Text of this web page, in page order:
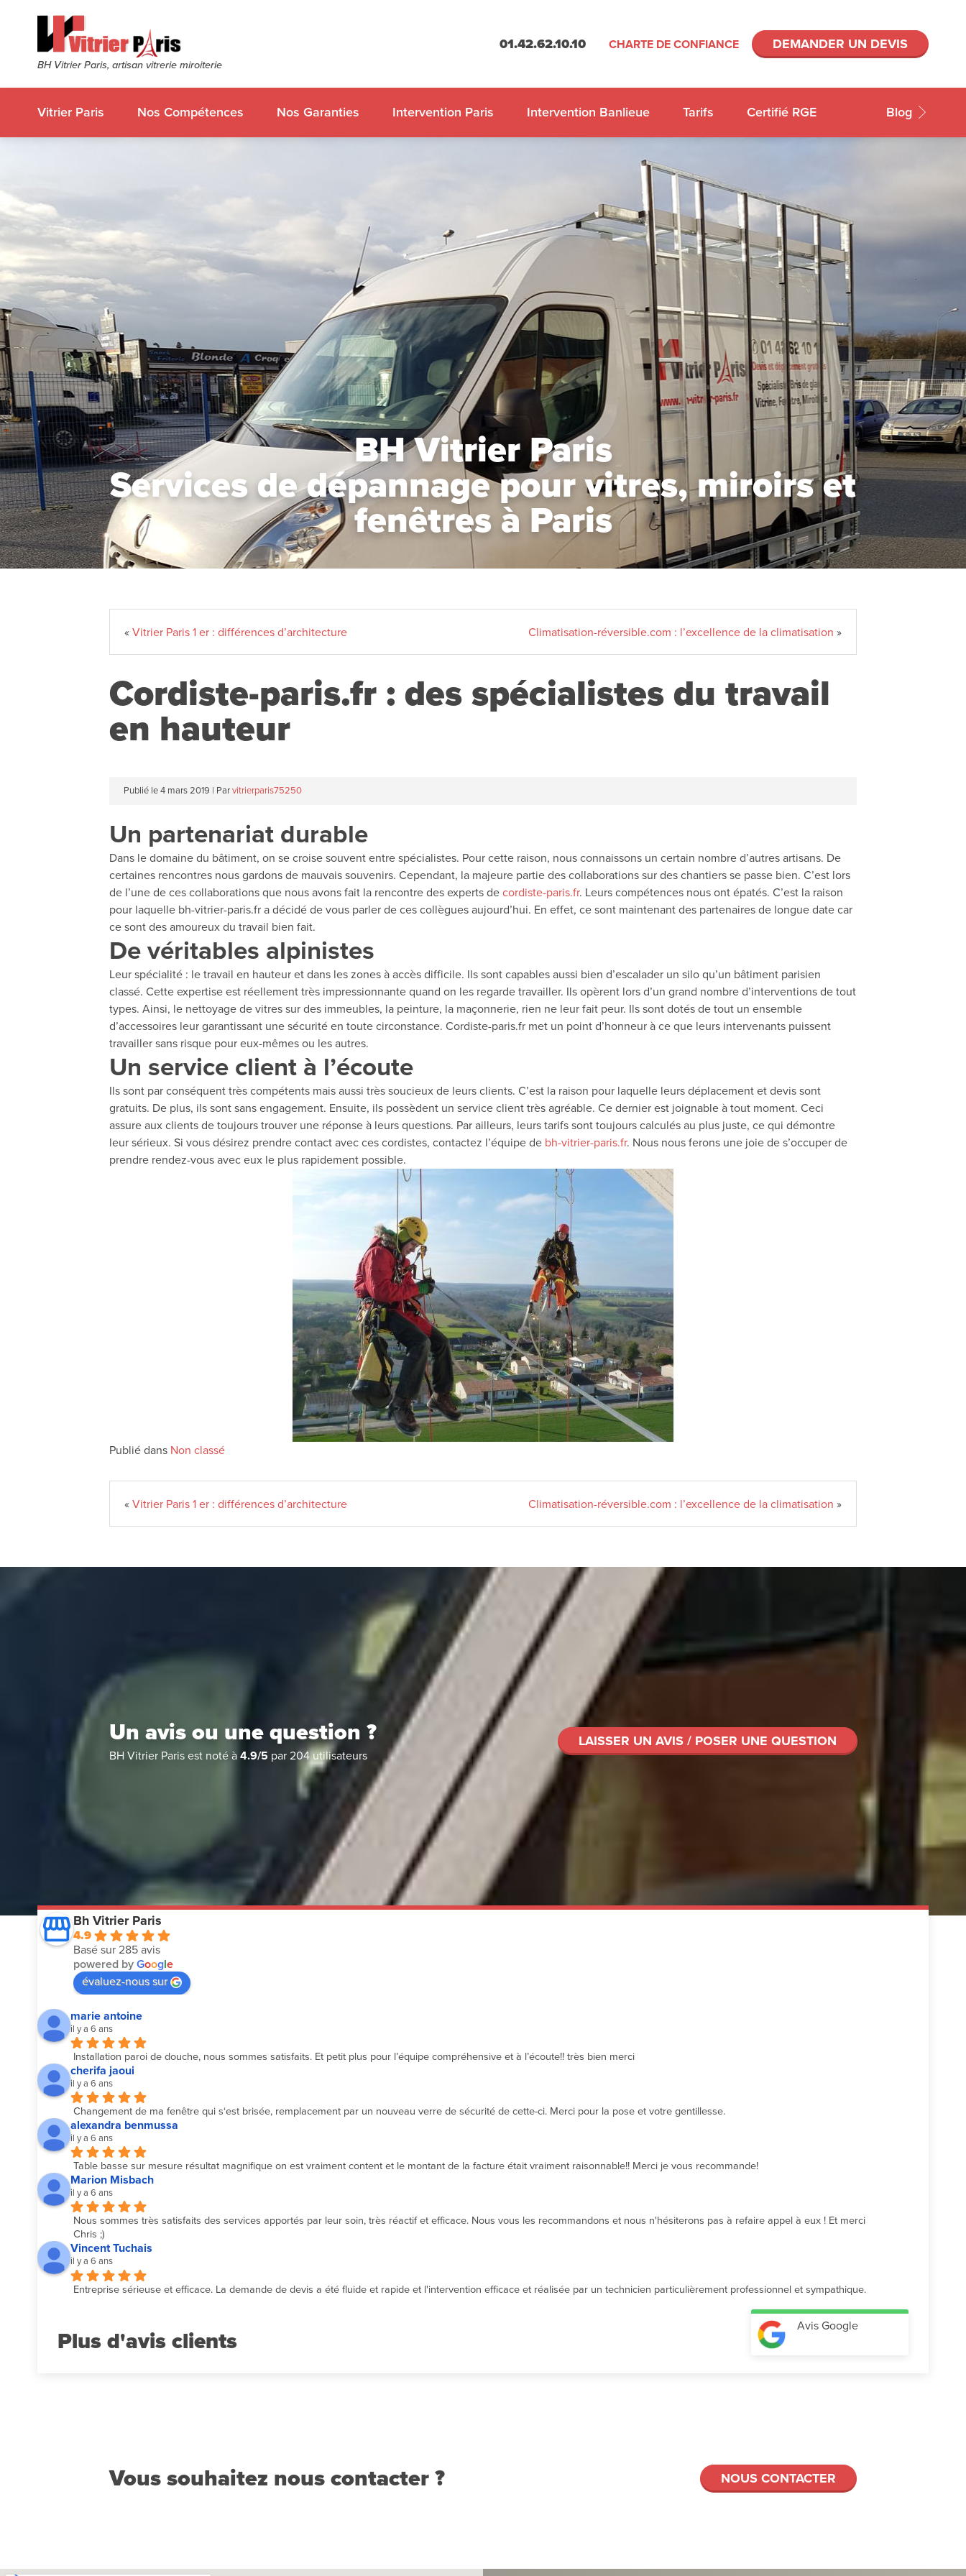
BH Vitrier Paris, artisan vitrerie miroiterie
01.42.62.10.10 CHARTE DE CONFIANCE DEMANDER UN DEVIS
Vitrier Paris Nos Compétences Nos Garanties Intervention Paris Intervention Banlieue Tarifs Certifié RGE Blog
BH Vitrier Paris
Services de dépannage pour vitres, miroirs et
fenêtres à Paris
« Vitrier Paris 1 er : différences d’architecture Climatisation-réversible.com : l’excellence de la climatisation »
Cordiste-paris.fr : des spécialistes du travail
en hauteur
Publié le4 mars 2019 | Parvitrierparis75250
Un partenariat durable
Dans le domaine du bâtiment, on se croise souvent entre spécialistes. Pour cette raison, nous connaissons un certain nombre d’autres artisans. De
certaines rencontres nous gardons de mauvais souvenirs. Cependant, la majeure partie des collaborations sur des chantiers se passe bien. C’est lors
de l’une de ces collaborations que nous avons fait la rencontre des experts de cordiste-paris.fr. Leurs compétences nous ont épatés. C’est la raison
pour laquelle bh-vitrier-paris.fr a décidé de vous parler de ces collègues aujourd’hui. En effet, ce sont maintenant des partenaires de longue date car
ce sont des amoureux du travail bien fait.
De véritables alpinistes
Leur spécialité : le travail en hauteur et dans les zones à accès difficile. Ils sont capables aussi bien d’escalader un silo qu’un bâtiment parisien
classé. Cette expertise est réellement très impressionnante quand on les regarde travailler. Ils opèrent lors d’un grand nombre d’interventions de tout
types. Ainsi, le nettoyage de vitres sur des immeubles, la peinture, la maçonnerie, rien ne leur fait peur. Ils sont dotés de tout un ensemble
d’accessoires leur garantissant une sécurité en toute circonstance. Cordiste-paris.fr met un point d’honneur à ce que leurs intervenants puissent
travailler sans risque pour eux-mêmes ou les autres.
Un service client à l’écoute
Ils sont par conséquent très compétents mais aussi très soucieux de leurs clients. C’est la raison pour laquelle leurs déplacement et devis sont
gratuits. De plus, ils sont sans engagement. Ensuite, ils possèdent un service client très agréable. Ce dernier est joignable à tout moment. Ceci
assure aux clients de toujours trouver une réponse à leurs questions. Par ailleurs, leurs tarifs sont toujours calculés au plus juste, ce qui démontre
leur sérieux. Si vous désirez prendre contact avec ces cordistes, contactez l’équipe de bh-vitrier-paris.fr. Nous nous ferons une joie de s’occuper de
prendre rendez-vous avec eux le plus rapidement possible.
Publié dans Non classé
« Vitrier Paris 1 er : différences d’architecture Climatisation-réversible.com : l’excellence de la climatisation »
Un avis ou une question ?
BH Vitrier Paris est noté à 4.9/5 par 204utilisateurs
LAISSER UN AVIS / POSER UNE QUESTION
Bh Vitrier Paris
4.9
Basé sur 285 avis
powered by Google
évaluez-nous sur
marie antoine
il y a 6 ans
Installation paroi de douche, nous sommes satisfaits. Et petit plus pour l’équipe compréhensive et à l’écoute!! très bien merci
cherifa jaoui
il y a 6 ans
Changement de ma fenêtre qui s‘est brisée, remplacement par un nouveau verre de sécurité de cette-ci. Merci pour la pose et votre gentillesse.
alexandra benmussa
il y a 6 ans
Table basse sur mesure résultat magnifique on est vraiment content et le montant de la facture était vraiment raisonnable!! Merci je vous recommande!
Marion Misbach
il y a 6 ans
Nous sommes très satisfaits des services apportés par leur soin, très réactif et efficace. Nous vous les recommandons et nous n'hésiterons pas à refaire appel à eux ! Et merci
Chris ;)
Vincent Tuchais
il y a 6 ans
Entreprise sérieuse et efficace. La demande de devis a été fluide et rapide et l'intervention efficace et réalisée par un technicien particulièrement professionnel et sympathique.
Plus d'avis
Avis Google
Vous souhaitez nous contacter ? NOUS CONTACTER